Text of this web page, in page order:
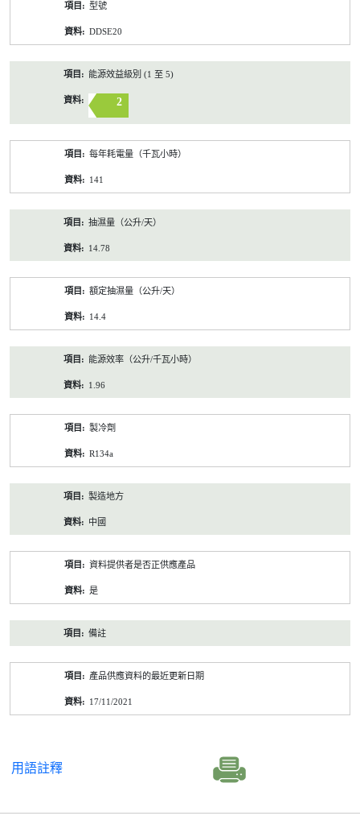
型號
DDSE20
能源效益級別 (1 至 5)
2
每年耗電量（千瓦小時）
141
抽濕量（公升/天）
14.78
額定抽濕量（公升/天）
14.4
能源效率（公升/千瓦小時）
1.96
製冷劑
R134a
製造地方
中國
資料提供者是否正供應產品
是
備註
產品供應資料的最近更新日期
17/11/2021
用語註釋